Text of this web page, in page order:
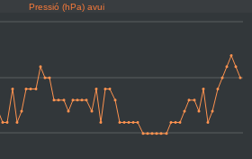
Pressió (hPa) avui